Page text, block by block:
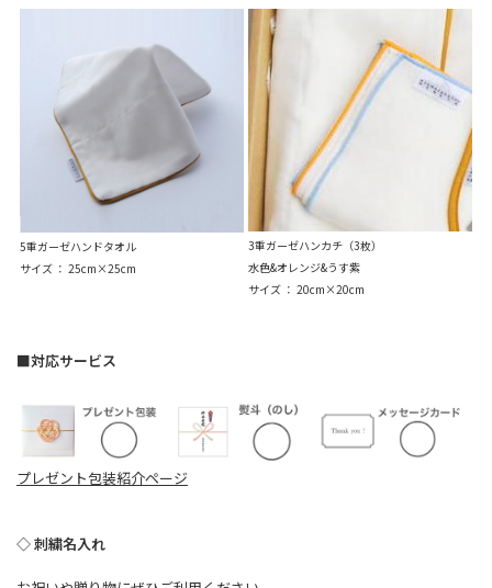
5重ガーゼハンドタオル
サイズ ： 25cm×25cm
3重ガーゼハンカチ（3枚）
水色&オレンジ&うす紫
サイズ ： 20cm×20cm
■対応サービス
プレゼント包装紹介ページ
◇ 刺繍名入れ